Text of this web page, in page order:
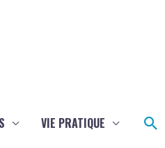
VIE PRATIQUE